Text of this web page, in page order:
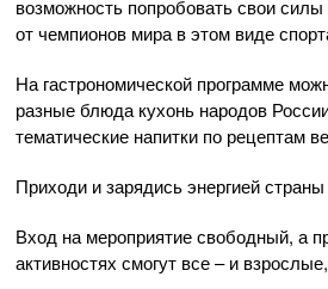
возможность попробовать свои
от чемпионов мира в этом виде
На гастрономической программе
разные блюда кухонь народов
тематические напитки по рецептам
Приходи и зарядись энергией
Вход на мероприятие свободный, а
активностях смогут все – и